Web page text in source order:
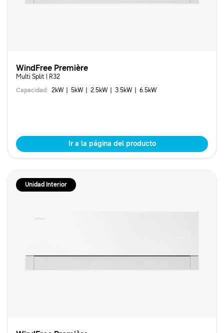
WindFree Première
Multi Split | R32
Capacidad : 2kW 5kW 2.5kW 3.5kW 6.5kW
Ir a la página del producto
Unidad Interior